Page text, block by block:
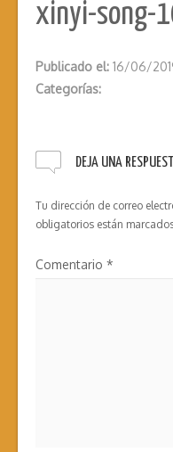
xinyi-song-
Publicado el: 16/06/
Categorías:
DEJA UNA
Tu dirección de correo
obligatorios están
Comentario *